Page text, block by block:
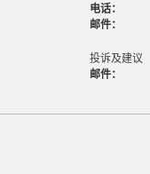
电话：
邮件：
投诉及建议
邮件：